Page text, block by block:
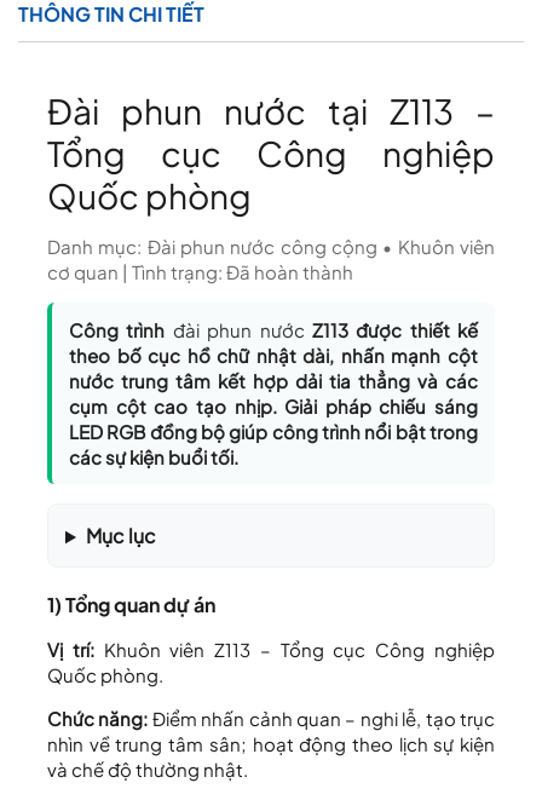
THÔNG TIN CHI TIẾT
Đài phun nước tại Z113 –
Tổng cục Công nghiệp
Quốc phòng
Danh mục: Đài phun nước công cộng • Khuôn viên
cơ quan | Tình trạng: Đã hoàn thành
Công trình đài phun nước Z113 được thiết kế
theo bố cục hồ chữ nhật dài, nhấn mạnh cột
nước trung tâm kết hợp dải tia thẳng và các
cụm cột cao tạo nhịp. Giải pháp chiếu sáng
LED RGB đồng bộ giúp công trình nổi bật trong
các sự kiện buổi tối.
Mục lục
1) Tổng quan dự án
Vị trí:Khuôn viên Z113 – Tổng cục Công nghiệp
Quốc phòng.
Chức năng: Điểm nhấn cảnh quan – nghi lễ, tạo trục
nhìn về trung tâm sân; hoạt động theo lịch sự kiện
và chế độ thường nhật.